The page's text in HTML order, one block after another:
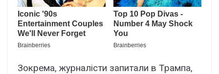
Зокрема, журналісти запитали в Трампа,